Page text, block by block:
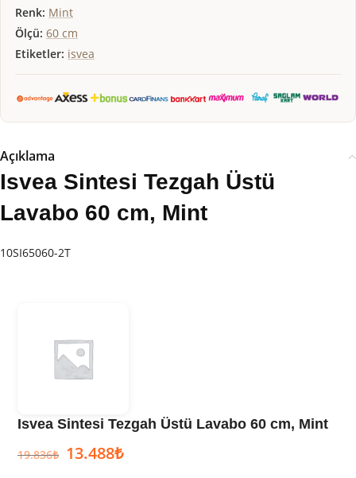
Renk: Mint
Ölçü: 60 cm
Etiketler: isvea
Açıklama
Isvea Sintesi Tezgah Üstü
Lavabo 60 cm, Mint
10SI65060-2T
Isvea Sintesi Tezgah Üstü Lavabo 60 cm, Mint
19.836₺ 13.488₺